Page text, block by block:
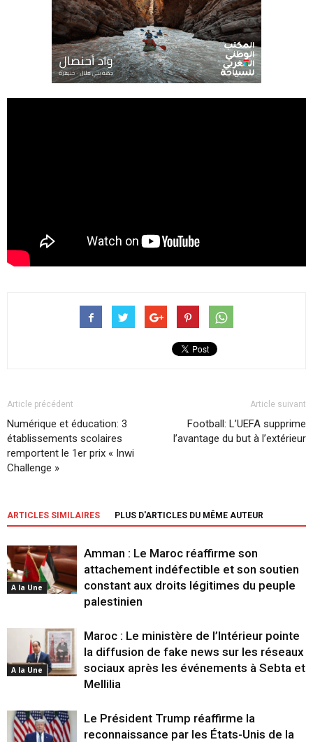
Article précédent
Numérique et éducation: 3
établissements scolaires
remportent le 1er prix « Inwi
Challenge »
Article suivant
Football: L’UEFA supprime
l’avantage du but à l’extérieur
ARTICLES SIMILAIRES PLUS D'ARTICLES DU MÊME AUTEUR
A la Une
Amman : Le Maroc réaffirme son
attachement indéfectible et son soutien
constant aux droits légitimes du peuple
palestinien
A la Une
Maroc : Le ministère de l’Intérieur pointe
la diffusion de fake news sur les réseaux
sociaux après les événements à Sebta et
Mellilia
Le Président Trump réaffirme la
reconnaissance par les États-Unis de la